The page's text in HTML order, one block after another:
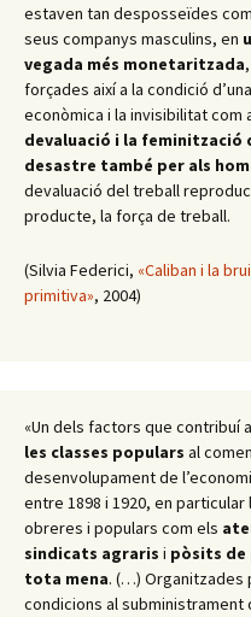
estaven tan desposseïdes
seus companys masculins, en
vegada més monetaritzada
forçades així a la condició
econòmica i la invisibilitat com
devaluació i la
desastre també per als
devaluació del treball
producte, la força de treball.
(Silvia Federici, «Caliban i la
primitiva», 2004)
«Un dels factors que contribuí
les classes populars al
desenvolupament de
entre 1898 i 1920, en
obreres i populars com els
sindicats agraris i pòsits de
tota mena. (…) Organitzades
condicions al subministrament